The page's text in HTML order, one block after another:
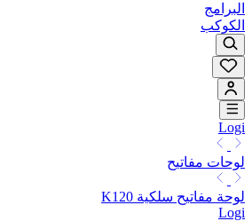
البرامج
الكوكب
Logi
لوحات مفاتيح
لوحة مفاتيح سلكية K120
Logi